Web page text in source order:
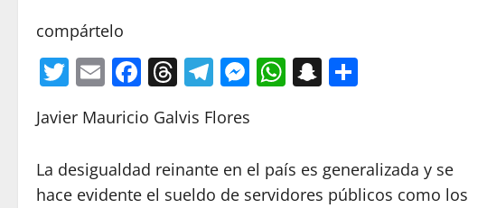
compártelo
Twitter
EmailFacebook
Threads
Telegram
Messenger
WhatsApp
Snapchat
Javier Mauricio Galvis Flores
La desigualdad reinante en el país es generalizada y se
hace evidente el sueldo de servidores públicos como los